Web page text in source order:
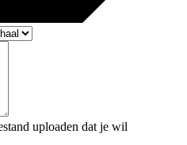
uploaden dat je wil